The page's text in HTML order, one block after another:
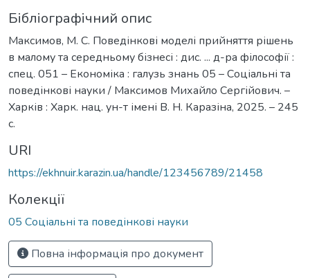
Бібліографічний опис
Максимов, М. С. Поведінкові моделі прийняття рішень
в малому та середньому бізнесі : дис. ... д-ра філософії :
спец. 051 – Економіка : галузь знань 05 – Соціальні та
поведінкові науки / Максимов Михайло Сергійович. –
Харків : Харк. нац. ун-т імені В. Н. Каразіна, 2025. – 245
с.
URI
https://ekhnuir.karazin.ua/handle/123456789/21458
Колекції
05 Соціальні та поведінкові науки
Повна інформація про документ